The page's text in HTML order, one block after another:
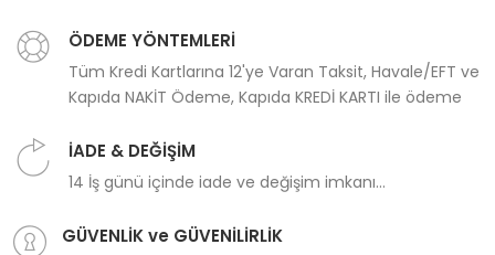
ÖDEME YÖNTEMLERİ
Tüm Kredi Kartlarına 12'ye Varan Taksit, Havale/EFT ve
Kapıda NAKİT Ödeme, Kapıda KREDİ KARTI ile ödeme
İADE & DEĞİŞİM
14 İş günü içinde iade ve değişim imkanı...
GÜVENLİK ve GÜVENİLİRLİK